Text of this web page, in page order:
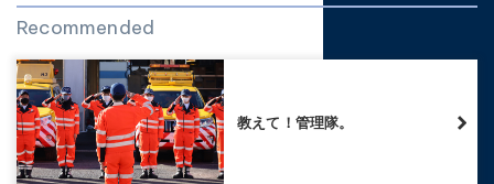
Recommended
教えて！管理隊。